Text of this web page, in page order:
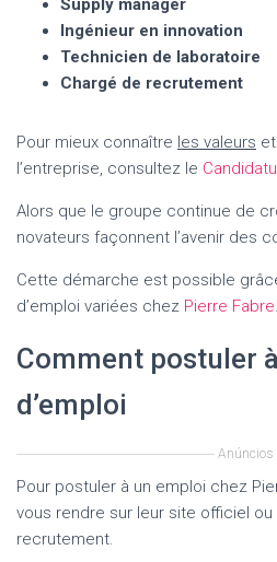
Supply manager
Ingénieur en innovation
Technicien de laboratoire
Chargé de recrutement
Pour mieux connaître les valeurs
l’entreprise, consultez le
Alors que le groupe continue de
novateurs façonnent l’avenir des
Cette démarche est possible
d’emploi variées chez Pierre Fabre.
Comment postuler
d’emploi
Anúncios
Pour postuler à un emploi chez
vous rendre sur leur site officiel
recrutement.